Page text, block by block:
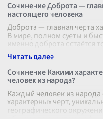
Сочинение Доброта —
настоящего человека
Доброта — главная черта
В мире, полном суеты и
именно доброта остаётся
определяет исти
Сочинение Какими
человек из народа?
Каждый человек из
характерных черт,
географического